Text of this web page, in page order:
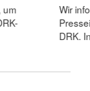
um
Wir
DRK.